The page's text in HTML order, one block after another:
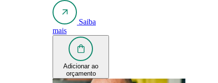
Saiba
mais
Adicionar ao
orçamento